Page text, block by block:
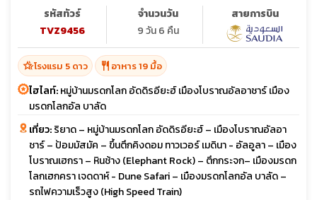
รหัสทัวร์
TVZ9456
จำนวนวัน
9 วัน 6 คืน
สายการบิน
hotel_classโรงแรม 5 ดาว restaurant อาหาร 19 มื้อ
ไฮไลท์:หมู่บ้านมรดกโลก อัดดิรอียะฮ์ เมืองโบราณอัลอาชาร์ เมือง
มรดกโลกอัล บาลัด
เที่ยว:ริยาด – หมู่บ้านมรดกโลก อัดดิรอียะฮ์ – เมืองโบราณอัลอา
ชาร์ – ป้อมมัสมัค – ขึ้นตึกคิงดอม ทาวเวอร์ เมดินา - อัลอูลา – เมือง
โบราณเฮกรา – หินช้าง (Elephant Rock) – ตึกกระจก– เมืองมรดก
โลกเฮกครา เจดดาห์ - Dune Safari – เมืองมรดกโลกอัล บาลัด –
รถไฟความเร็วสูง (High Speed Train)